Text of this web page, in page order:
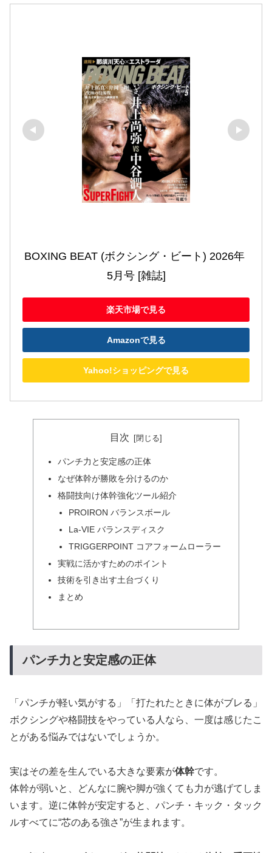
BOXING BEAT (ボクシング・ビート) 2026年
5月号 [雑誌]
楽天市場で見る
Amazonで見る
Yahoo!ショッピングで見る
目次
パンチ力と安定感の正体
なぜ体幹が勝敗を分けるのか
格闘技向け体幹強化ツール紹介
PROIRON バランスボール
La-VIE バランスディスク
TRIGGERPOINT コアフォームローラー
実戦に活かすためのポイント
技術を引き出す土台づくり
まとめ
パンチ力と安定感の正体
「パンチが軽い気がする」「打たれたときに体がブレる」
ボクシングや格闘技をやっている人なら、一度は感じたこ
とがある悩みではないでしょうか。
実はその差を生んでいる大きな要素が体幹です。
体幹が弱いと、どんなに腕や脚が強くても力が逃げてしま
います。逆に体幹が安定すると、パンチ・キック・タック
ルすべてに“芯のある強さ”が生まれます。